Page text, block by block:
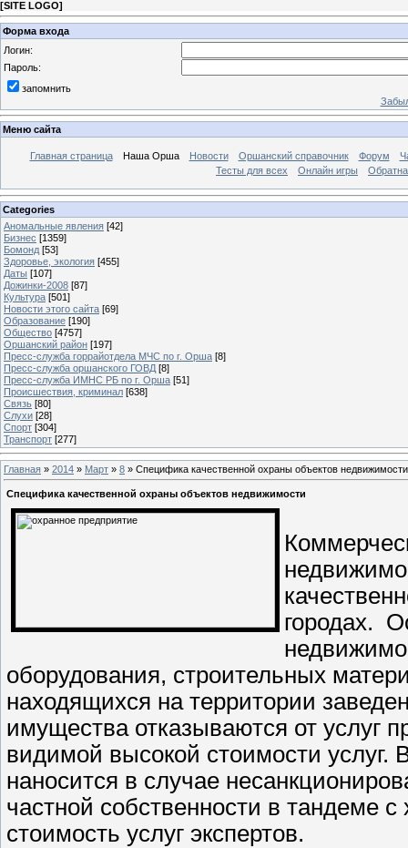
[SITE LOGO]
Форма входа
Логин:
Пароль:
запомнить
Меню сайта
Главная страница Наша Орша Новости Оршанский справочник Форум
Тесты для всех
Онлайн игры
Categories
Аномальные явления [42]
Бизнес [1359]
Бомонд [53]
Здоровье, экология [455]
Даты [107]
Дожинки-2008 [87]
Культура [501]
Новости этого сайта [69]
Образование [190]
Общество [4757]
Оршанский район [197]
Пресс-служба горрайотдела МЧС по г. Орша [8]
Пресс-служба оршанского ГОВД [8]
Пресс-служба ИМНС РБ по г. Орша [51]
Проиcшествия, криминал [638]
Связь [80]
Слухи [28]
Спорт [304]
Транспорт [277]
Главная » 2014 » Март » 8 » Специфика качественной охраны объектов недвижимости
Специфика качественной охраны объектов недвижимости
городах.
оборудования, строительных
находящихся на территории
имущества отказываются от услуг
видимой высокой стоимости
наносится в случае
частной собственности в тандеме
стоимость услуг экспертов.